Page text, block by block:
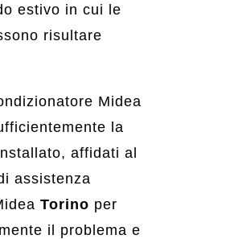
estivo in cui le
risultare
Midea
la
affidati al
assistenza
Torino per
il problema e